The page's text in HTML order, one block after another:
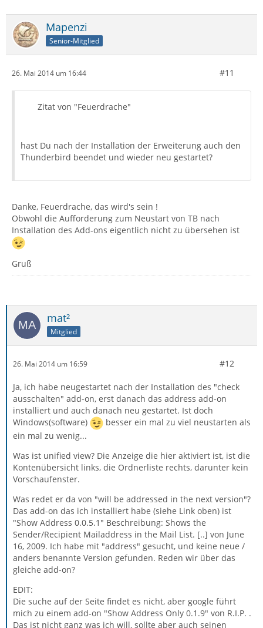
Mapenzi
Senior-Mitglied
26. Mai 2014 um 16:44 #11
Zitat von "Feuerdrache"
hast Du nach der Installation der Erweiterung auch den
Thunderbird beendet und wieder neu gestartet?
Danke, Feuerdrache, das wird's sein !
Obwohl die Aufforderung zum Neustart von TB nach
Installation des Add-ons eigentlich nicht zu übersehen ist
Gruß
mat²
Mitglied
26. Mai 2014 um 16:59 #12
Ja, ich habe neugestartet nach der Installation des "check
ausschalten" add-on, erst danach das address add-on
installiert und auch danach neu gestartet. Ist doch
Windows(software)
besser ein mal zu viel neustarten als
ein mal zu wenig...
Was ist unified view? Die Anzeige die hier aktiviert ist, ist die
Kontenübersicht links, die Ordnerliste rechts, darunter kein
Vorschaufenster.
Was redet er da von "will be addressed in the next version"?
Das add-on das ich installiert habe (siehe Link oben) ist
"Show Address 0.0.5.1" Beschreibung: Shows the
Sender/Recipient Mailaddress in the Mail List. [..] von June
16, 2009. Ich habe mit "address" gesucht, und keine neue /
anders benannte Version gefunden. Reden wir über das
gleiche add-on?
EDIT:
Die suche auf der Seite findet es nicht, aber google führt
mich zu einem add-on "Show Address Only 0.1.9" von R.I.P. .
Das ist nicht ganz was ich will, sollte aber auch seinen